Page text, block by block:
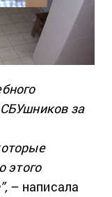
за
этого
– написала